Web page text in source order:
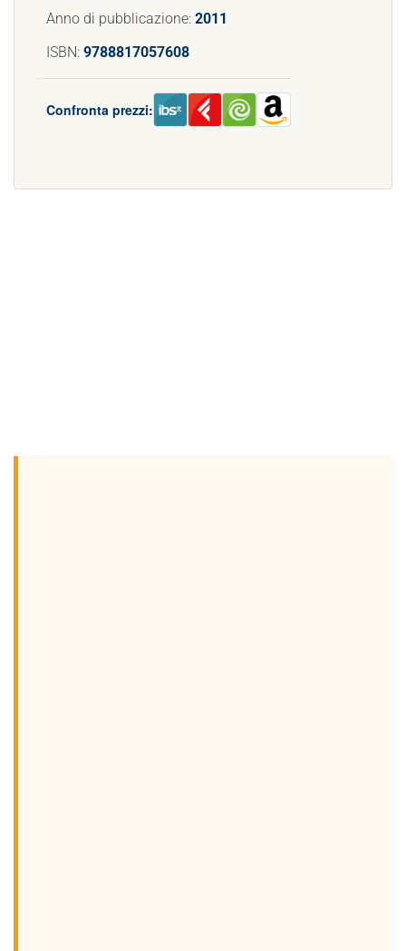
Anno di pubblicazione: 2011
ISBN: 9788817057608
Confronta prezzi: